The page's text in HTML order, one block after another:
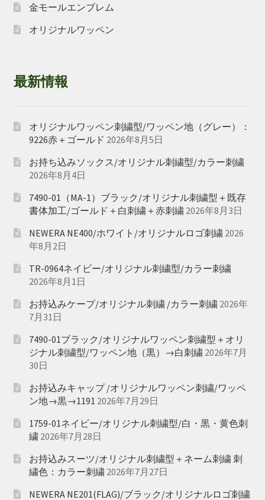
金モールエンブレム
オリジナルワッペン
最新情報
オリジナルワッペン刺繍型/ワッペン地（グレー）：
9226赤＋ゴールド 2026年8月5日
お持ち込みソックス/オリジナル刺繍型/カラー刺繍
2026年8月4日
7490-01（MA-1）ブラック/オリジナル刺繍型＋既存
書体加工/ゴールド＋白刺繍＋赤刺繍 2026年8月3日
NEWERA NE400/ホワイト/オリジナルロゴ刺繍 2026
年8月2日
TR-0964ネイビー/オリジナル刺繍型/カラー刺繍
2026年8月1日
お持込みケープ/オリジナル刺繍 /カラー刺繍 2026年
7月31日
7490-01ブラック/オリジナルワッペン刺繍型＋オリ
ジナル刺繍型/ワッペン地（黒）→白刺繍 2026年7月
30日
お持込みキャップ /オリジナルワッペン刺繍/ワッペ
ン地→黒→1191 2026年7月29日
1759-01ネイビー/オリジナル刺繍型/白・黒・黄色刺
繍 2026年7月28日
お持込みスーツ/オリジナル刺繍型＋ネーム刺繍 刺
繍色：カラー刺繍 2026年7月27日
NEWERA NE201(FLAG)/ブラック/オリジナルロゴ刺繍